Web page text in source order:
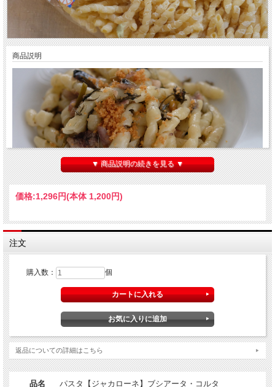
商品説明
シチリア・トラパニ地方、伝統の手打ちパスタを再現
シチリアの西、Trapani：トラーパニで良く見られる電話線（今や伝わりにくい
かもしれませんが）様の”ねじねじ”の
小海老やツナ、イワシとフェンネル
といったシチリアの伝統的なソースと良く合います。
上質なセモリナ粉を使い、確かな技術でもって乾燥させることで、昔ながらの手
なお、同社のブジアータは長さ違いで2種類ございます。
本品は「corta：コルタ」と呼ばれるショートタイプ（6cm程度）です。
シチリア島のトラパニ地方郷土パスタといえば手打ちのBusiate：ブジアーテ
Cous cous：クスクスもパスタと言えばパスタだが、何と言っても手打ちのブジ
アーテに勝るものはない。
Busa：ブーサという葦の一種を使ってくるくると螺旋状に形作るパスタは、ま
さにマンマ料理、ノンナ料理の真骨頂だ。
か、かなり乾麺を見かけるようになった。
▼ 商品説明の続きを見る ▼
価格:1,296円(本体 1,200円)
注文
購入数： 個
返品についての詳細はこちら
品名
パスタ【ジャカローネ】ブシアータ・コルタ